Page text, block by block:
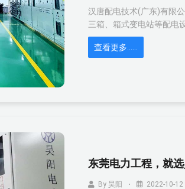
汉唐配电技术(广东)有限
三箱、箱式变电站等配电
查看更多……
东莞电力工程，就
By 昊阳 2022-10-12